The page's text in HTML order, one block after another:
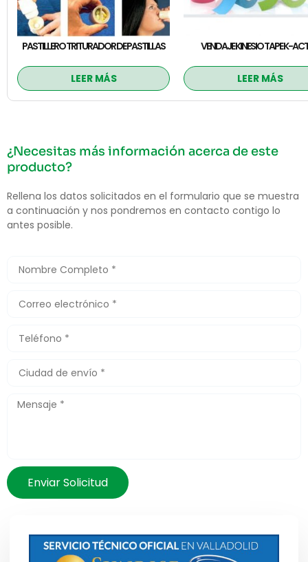
PASTILLERO TRITURADOR DE PASTILLAS
LEER MÁS
VENDAJE KINESIO TAPE K-
LEER MÁS
¿Necesitas más información acerca de este
producto?
Rellena los datos solicitados en el formulario que se muestra
a continuación y nos pondremos en contacto contigo lo
antes posible.
Enviar Solicitud